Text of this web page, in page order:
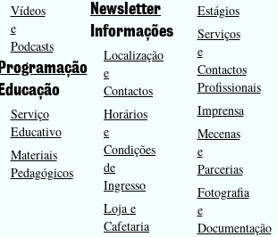
Vídeos
e
Podcasts
Programação
Educação
Serviço
Educativo
Materiais
Pedagógicos
Newsletter
Informações
Localização
e
Contactos
Horários
e
Condições
de
Ingresso
Loja e
Cafetaria
Estágios
Serviços
e
Contactos
Profissionais
Imprensa
Mecenas
e
Parcerias
Fotografia
e
Documentação